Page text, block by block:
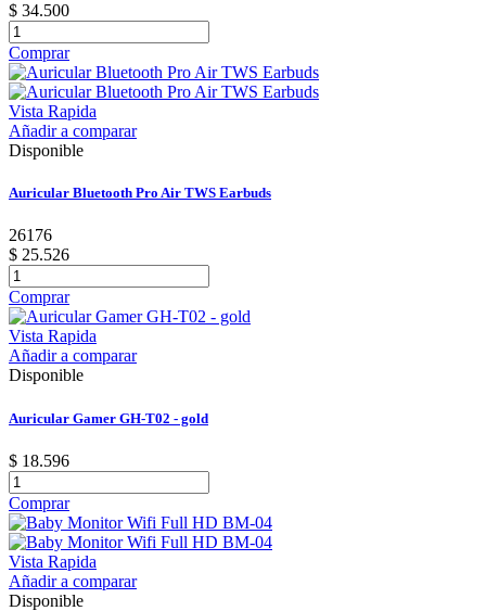
$ 34.500
Comprar
Vista Rapida
Añadir a comparar
Disponible
Auricular Bluetooth Pro Air TWS Earbuds
26176
$ 25.526
Comprar
Vista Rapida
Añadir a comparar
Disponible
Auricular Gamer GH-T02 - gold
$ 18.596
Comprar
Vista Rapida
Añadir a comparar
Disponible